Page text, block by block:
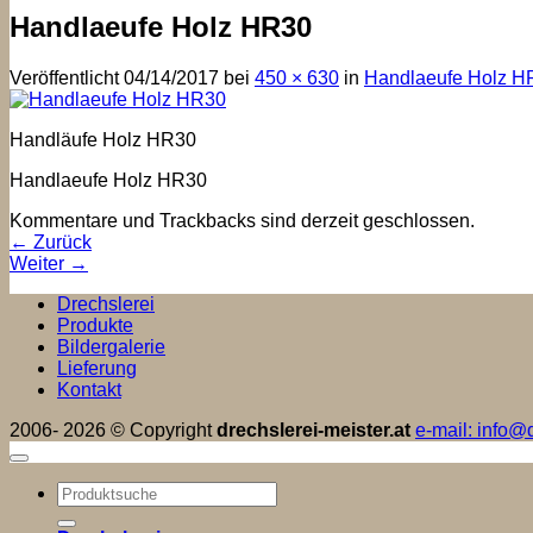
Handlaeufe Holz HR30
Veröffentlicht04/14/2017 bei 450 × 630 in Handlaeufe Holz
Handläufe Holz HR30
Handlaeufe Holz HR30
Kommentare und Trackbacks sind derzeit geschlossen.
← Zurück
Weiter →
Drechslerei
Produkte
Bildergalerie
Lieferung
Kontakt
2006- 2026 © Copyrightdrechslerei-meister.at e-mail:
Suchen
nach: